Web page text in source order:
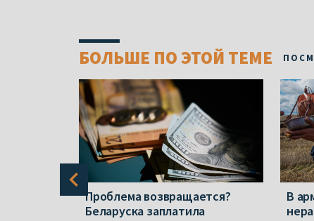
БОЛЬШЕ ПО ЭТОЙ ТЕМЕ
Проблема возвращается?
Беларуска заплатила
В